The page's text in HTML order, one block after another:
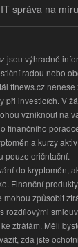
správa na
jsou výhradně
radou nebo
ftnews.cz
při investicích. V
vzniknout na
finančního
a kurzy
pouze oričntační.
do kryptoměn,
Finanční
mohou způsobit
rozdílovými
ztrátám. Měli
zda jste